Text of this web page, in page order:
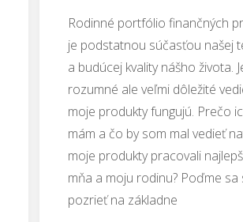
Rodinné portfólio finančných
je podstatnou súčasťou našej
a budúcej kvality nášho života.
rozumné ale veľmi dôležité
moje produkty fungujú. Prečo
mám a čo by som mal vedieť
moje produkty pracovali
mňa a moju rodinu? Poďme sa
pozrieť na základne